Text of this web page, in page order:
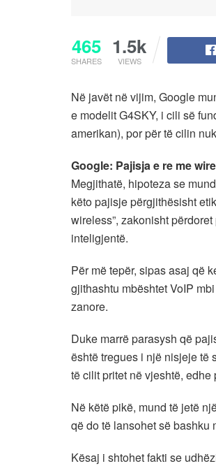
465
SHARES
1.5k
VIEWS
Në javët në vijim, Google
e modelit G4SKY, i cili së
amerikan), por për të cilin
Google: Pajisja e re me
Megjithatë, hipoteza se
këto pajisje përgjithësisht
wireless”, zakonisht
inteligjentë.
Për më tepër, sipas asaj që
gjithashtu mbështet VoIP
zanore.
Duke marrë parasysh që
është tregues i një nisjeje të
të cilit pritet në vjeshtë,
Në këtë pikë, mund të jetë
që do të lansohet së bashku
Kësaj i shtohet fakti se